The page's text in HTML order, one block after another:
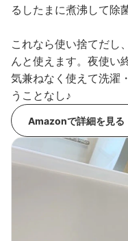
るしたまに煮沸して除
これなら使い捨てだし
んと使えます。夜使い
気兼ねなく使えて洗濯
うことなし♪
Amazonで詳細を見る